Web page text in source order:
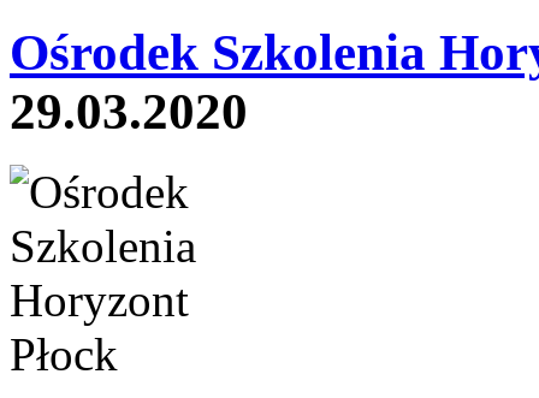
Ośrodek Szkolenia
29.03.2020